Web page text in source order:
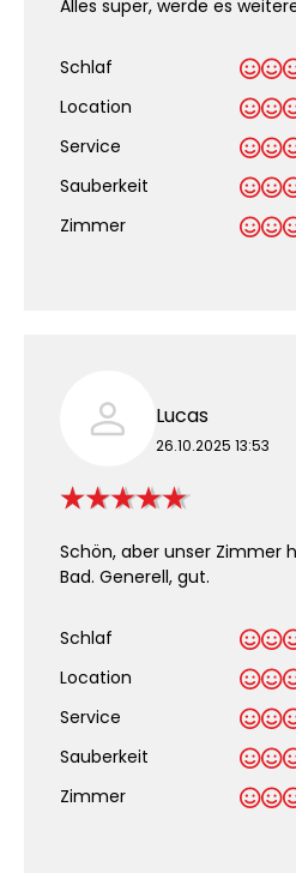
Alles super, werde es
Schlaf
Location
Service
Sauberkeit
Zimmer
Lucas
26.10.2025 13:53
Schön, aber unser Zimmer
Bad. Generell, gut.
Schlaf
Location
Service
Sauberkeit
Zimmer